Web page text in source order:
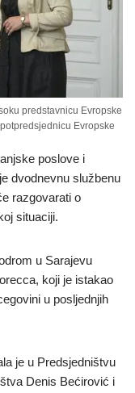
predstavnicu Evropske
Evropske
poslove i
dvodnevnu službenu
razgovarati o
situaciji.
u Sarajevu
koji je istakao
u posljednjih
je u Predsjedništvu
Denis Bećirović i